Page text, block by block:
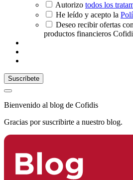
Autorizo todos los
He leído y acepto la
Deseo recibir ofertas
productos financieros
Bienvenido al blog de Cofidis
Gracias por suscribirte a nuestro blog.